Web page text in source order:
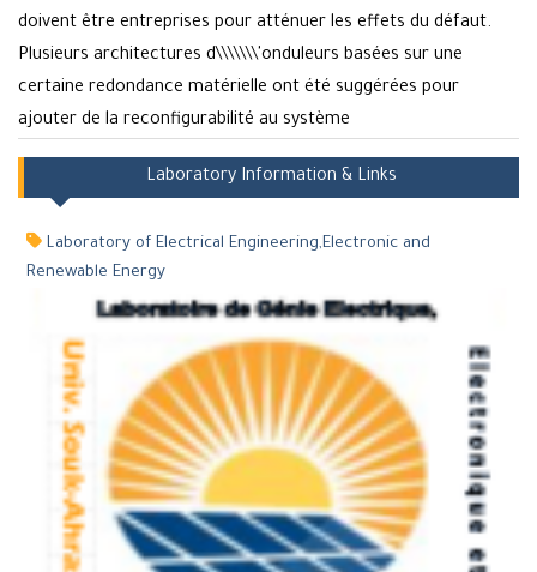
doivent être entreprises pour atténuer les effets du défaut.
Plusieurs architectures d\\\\\\\'onduleurs basées sur une
certaine redondance matérielle ont été suggérées pour
ajouter de la reconfigurabilité au système
Laboratory Information & Links
Laboratory of Electrical Engineering,Electronic and
Renewable Energy